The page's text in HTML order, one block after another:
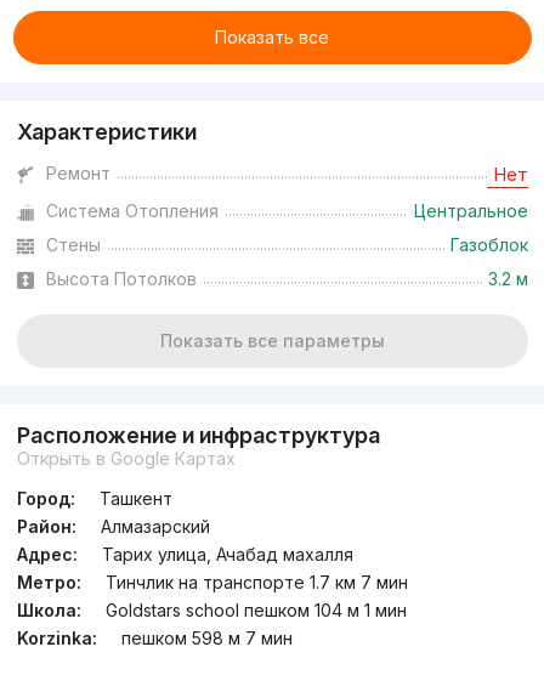
Показать все
Характеристики
Ремонт Нет
Система Отопления
Центральное
Стены
Газоблок
Высота Потолков
3.2 м
Показать все параметры
Расположение и инфраструктура
Открыть в Google Картах
Город:
Ташкент
Район:
Алмазарский
Адрес:
Тарих улица, Ачабад махалля
Метро:
Тинчлик на транспорте 1.7 км 7 мин
Школа:
Goldstars school пешком 104 м 1 мин
Korzinka:
пешком 598 м 7 мин